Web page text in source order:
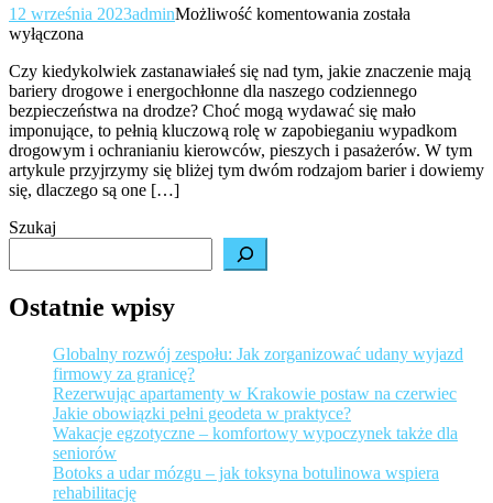
12 września 2023adminMożliwość komentowania Bariery
Energochłonne:
Ochrona
na
Drodze
do
Bezpieczeństwa
została
wyłączona
Czy kiedykolwiek zastanawiałeś się nad tym, jakie znaczenie mają
bariery drogowe i energochłonne dla naszego codziennego
bezpieczeństwa na drodze? Choć mogą wydawać się mało
imponujące, to pełnią kluczową rolę w zapobieganiu wypadkom
drogowym i ochranianiu kierowców, pieszych i pasażerów. W tym
artykule przyjrzymy się bliżej tym dwóm rodzajom barier i dowiemy
się, dlaczego są one […]
Szukaj
Ostatnie wpisy
Globalny rozwój zespołu: Jak zorganizować udany wyjazd
firmowy za granicę?
Rezerwując apartamenty w Krakowie postaw na czerwiec
Jakie obowiązki pełni geodeta w praktyce?
Wakacje egzotyczne – komfortowy wypoczynek także dla
seniorów
Botoks a udar mózgu – jak toksyna botulinowa wspiera
rehabilitację